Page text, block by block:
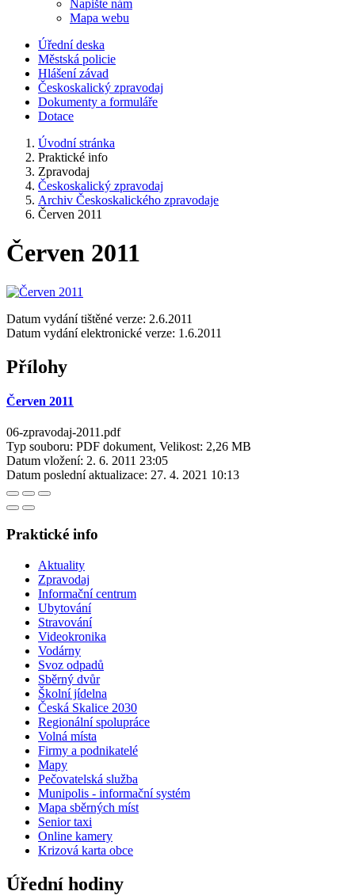
Napište nám
Mapa webu
Úřední deska
Městská policie
Hlášení závad
Českoskalický zpravodaj
Dokumenty a formuláře
Dotace
Úvodní stránka
Praktické info
Zpravodaj
Českoskalický zpravodaj
Archiv Českoskalického zpravodaje
Červen 2011
Červen 2011
Datum vydání tištěné verze: 2.6.2011
Datum vydání elektronické verze: 1.6.2011
Přílohy
Červen 2011
06-zpravodaj-2011.pdf
Typ souboru: PDF dokument, Velikost: 2,26 MB
Datum vložení: 2. 6. 2011 23:05
Datum poslední aktualizace: 27. 4. 2021 10:13
Praktické info
Aktuality
Zpravodaj
Informační centrum
Ubytování
Stravování
Videokronika
Vodárny
Svoz odpadů
Sběrný dvůr
Školní jídelna
Česká Skalice 2030
Regionální spolupráce
Volná místa
Firmy a podnikatelé
Mapy
Pečovatelská služba
Munipolis - informační systém
Mapa sběrných míst
Senior taxi
Online kamery
Krizová karta obce
Úřední hodiny